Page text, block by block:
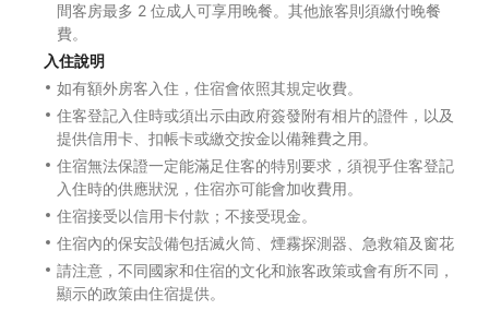
間客房最多 2 位成人可享用晚餐。其他旅客則須繳付晚餐
費。
入住說明
如有額外房客入住，住宿會依照其規定收費。
住客登記入住時或須出示由政府簽發附有相片的證件，以及
提供信用卡、扣帳卡或繳交按金以備雜費之用。
住宿無法保證一定能滿足住客的特別要求，須視乎住客登記
入住時的供應狀況，住宿亦可能會加收費用。
住宿接受以信用卡付款；不接受現金。
住宿內的保安設備包括滅火筒、煙霧探測器、急救箱及窗花
請注意，不同國家和住宿的文化和旅客政策或會有所不同，
顯示的政策由住宿提供。